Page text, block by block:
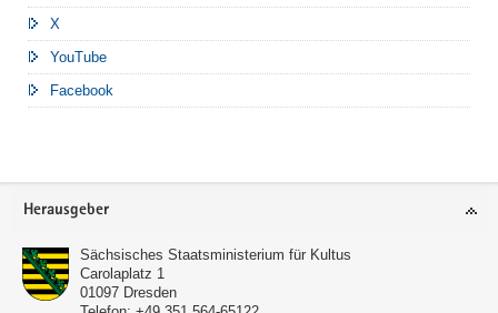
X
YouTube
Facebook
Footer-
Herausgeber
Sächsisches Staatsministerium für Kultus
Carolaplatz 1
01097 Dresden